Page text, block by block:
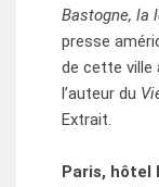
Bastogne, la
presse
de cette ville
l’auteur du
Extrait.
Paris, hôtel